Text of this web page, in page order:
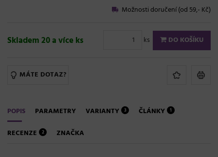
Možnosti doručení (od 59,- Kč)
Skladem 20 a více ks ks DO KOŠÍKU
MÁTE DOTAZ?
POPIS PARAMETRY VARIANTY 3 ČLÁNKY 1
RECENZE 2 ZNAČKA